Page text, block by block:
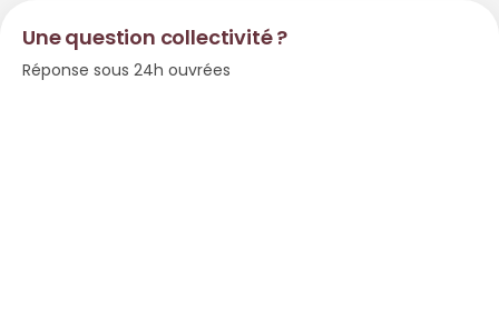
Une question collectivité ?
Réponse sous 24h ouvrées